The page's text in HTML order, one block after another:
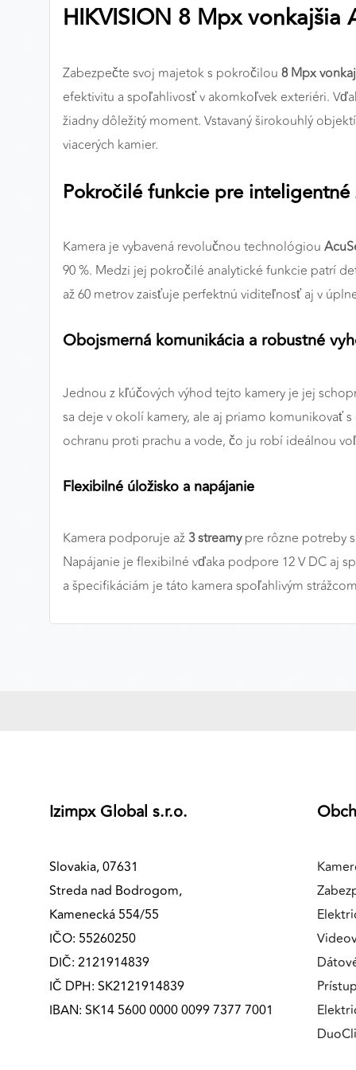
HIKVISION 8 Mpx
Zabezpečte svoj majetok s pokročilou 8 Mpx
efektivitu a spoľahlivosť v akomkoľvek exteriéri.
žiadny dôležitý moment. Vstavaný širokouhlý
viacerých kamier.
Pokročilé funkcie pre
Kamera je vybavená revolučnou technológiou
90 %. Medzi jej pokročilé analytické funkcie patrí
až 60 metrov zaisťuje perfektnú viditeľnosť aj v
Obojsmerná komunikácia a robustné
Jednou z kľúčových výhod tejto kamery je jej
sa deje v okolí kamery, ale aj priamo komunikovať
ochranu proti prachu a vode, čo ju robí ideálnou
Flexibilné úložisko a napájanie
Kamera podporuje až3 streamypre rôzne potreby
Napájanie je flexibilné vďaka podpore 12 V DC aj
a špecifikáciám je táto kamera spoľahlivým
Izimpx Global s.r.o.
Slovakia, 07631
Streda nad Bodrogom,
Kamenecká 554/55
IČO: 55260250
DIČ: 2121914839
IČ DPH: SK2121914839
IBAN: SK14 5600 0000 0099 7377 7001
Preferenčné cookies
ANALYTICKÉ COOKIES
Analytické cookies nám umožňujú meranie výkonu
nášho webu. Ich pomocou určujeme počet návštev a
zdroje návštev našich webových stránok. Dáta získané
súhrnne, bez použitia identifikátorov, ktoré ukazujú na
našich stránok.
MARKETINGOVÉ COOKIES
Marketingové cookies sa používajú na sledovanie
správania používateľov naprieč webovými stránkami.
Umožňujú nám a našim partnerom zobrazovať cielenú
reklamných sieťach tretích strán.